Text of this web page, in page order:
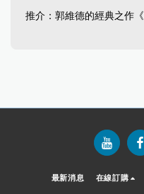
推介：郭維德的經典之作
最新消息 在線訂購